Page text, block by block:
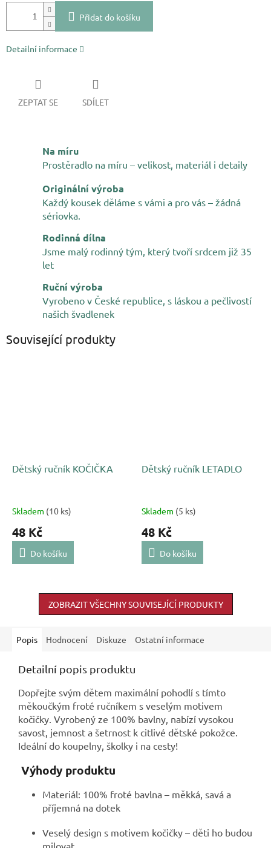
Přidat do košíku
Detailní informace
ZEPTAT SE SDÍLET
Na míru
Prostěradlo na míru – velikost, materiál i detaily
Originální výroba
Každý kousek děláme s vámi a pro vás – žádná
sériovka.
Rodinná dílna
Jsme malý rodinný tým, který tvoří srdcem již 35
let
Ruční výroba
Vyrobeno v České republice, s láskou a pečlivostí
našich švadlenek
Související produkty
Dětský ručník KOČIČKA
Skladem (10 ks)
48 Kč
Do košíku
Dětský ručník LETADLO
Skladem (5 ks)
48 Kč
Do košíku
ZOBRAZIT VŠECHNY SOUVISEJÍCÍ PRODUKTY
Popis Hodnocení Diskuze Ostatní informace
Detailní popis produktu
Dopřejte svým dětem maximální pohodlí s tímto
měkoučkým froté ručníkem s veselým motivem
kočičky. Vyrobený ze 100% bavlny, nabízí vysokou
savost, jemnost a šetrnost k citlivé dětské pokožce.
Ideální do koupelny, školky i na cesty!
Výhody produktu
Materiál: 100% froté bavlna – měkká, savá a
příjemná na dotek
Veselý design s motivem kočičky – děti ho budou